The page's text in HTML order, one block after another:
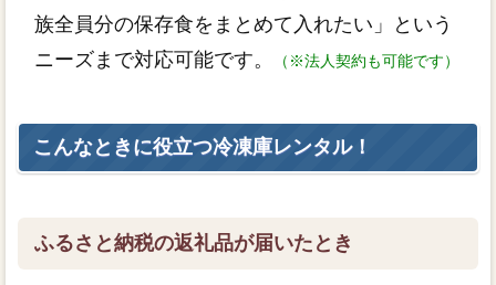
族全員分の保存食をまとめて入れたい」という
ニーズまで対応可能です。
（※法人契約も可能です）
こんなときに役立つ冷凍庫レンタル！
ふるさと納税の返礼品が届いたとき